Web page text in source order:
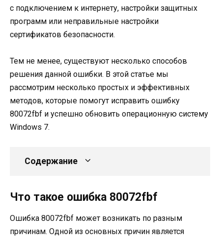
с подключением к интернету, настройки защитных
программ или неправильные настройки
сертификатов безопасности.
Тем не менее, существуют несколько способов
решения данной ошибки. В этой статье мы
рассмотрим несколько простых и эффективных
методов, которые помогут исправить ошибку
80072fbf и успешно обновить операционную систему
Windows 7.
Содержание
Что такое ошибка 80072fbf
Ошибка 80072fbf может возникать по разным
причинам. Одной из основных причин является